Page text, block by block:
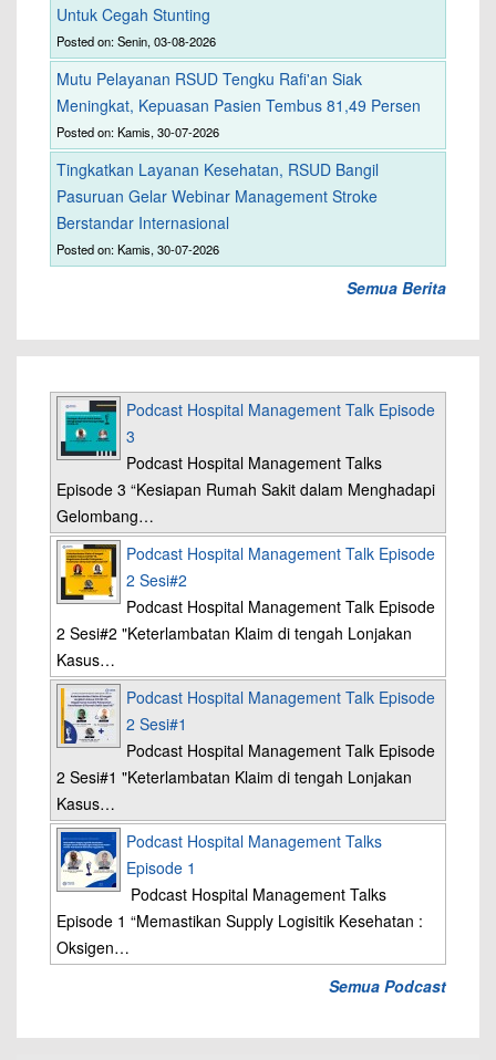
Untuk Cegah Stunting
Posted on: Senin, 03-08-2026
Mutu Pelayanan RSUD Tengku Rafi'an Siak
Meningkat, Kepuasan Pasien Tembus 81,49 Persen
Posted on: Kamis, 30-07-2026
Tingkatkan Layanan Kesehatan, RSUD Bangil
Pasuruan Gelar Webinar Management Stroke
Berstandar Internasional
Posted on: Kamis, 30-07-2026
Semua Berita
Podcast Hospital Management Talk Episode
3
Podcast Hospital Management Talks
Episode 3 “Kesiapan Rumah Sakit dalam Menghadapi
Gelombang…
Podcast Hospital Management Talk Episode
2 Sesi#2
Podcast Hospital Management Talk Episode
2 Sesi#2 "Keterlambatan Klaim di tengah Lonjakan
Kasus…
Podcast Hospital Management Talk Episode
2 Sesi#1
Podcast Hospital Management Talk Episode
2 Sesi#1 "Keterlambatan Klaim di tengah Lonjakan
Kasus…
Podcast Hospital Management Talks
Episode 1
Podcast Hospital Management Talks
Episode 1 “Memastikan Supply Logisitik Kesehatan :
Oksigen…
Semua Podcast